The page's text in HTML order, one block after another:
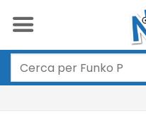
Cerca: